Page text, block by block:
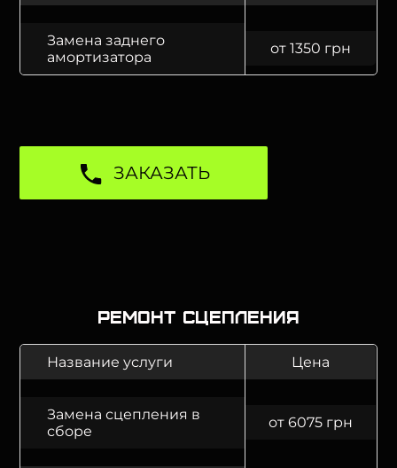
Замена заднего
амортизатора
от 1350 грн
ЗАКАЗАТЬ
Ремонт сцепления
Название услуги Цена
Замена сцепления в
сборе
от 6075 грн